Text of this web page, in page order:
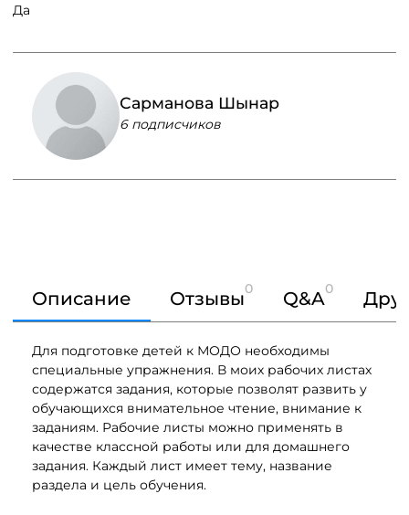
Да
Сарманова Шынар
6 подписчиков
Описание Отзывы0 Q&A0
Для подготовке детей к МОДО необходимы
специальные упражнения. В моих рабочих листах
содержатся задания, которые позволят развить у
обучающихся внимательное чтение, внимание к
заданиям. Рабочие листы можно применять в
качестве классной работы или для домашнего
задания. Каждый лист имеет тему, название
раздела и цель обучения.